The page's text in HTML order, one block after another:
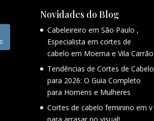
Novidades do Blog
Cabeleireiro em São Paulo ,
Especialista em cortes de
cabelo em Moema e Vila Carrão
Tendências de Cortes de Cabelo
para 2026: O Guia Completo
para Homens e Mulheres
Cortes de cabelo feminino em v
para arrasar no visual!